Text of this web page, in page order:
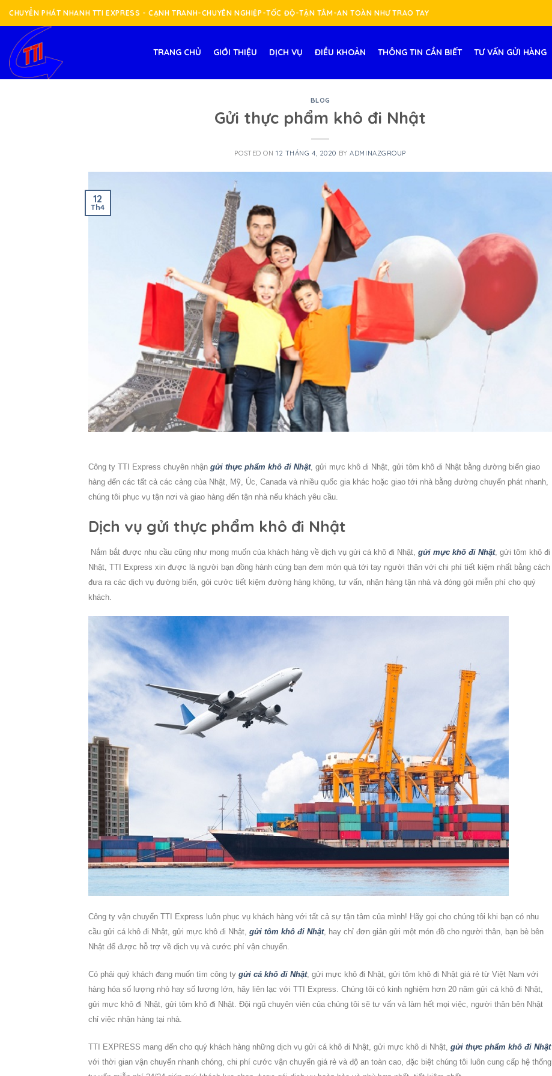
Skip
content
CHUYỂN PHÁT NHANH TTI EXPRESS - CẠNH TRANH-CHUYÊN NGHIỆP-TỐC ĐỘ-TẬN TÂM-AN TOÀN NHƯ TRAO TAY
TRANG CHỦ GIỚI THIỆU DỊCH VỤ ĐIỀU KHOẢN THÔNG TIN CẦN BIẾT TƯ VẤN GỬI HÀNG
BLOG
Gửi thực phẩm khô đi Nhật
POSTED ON12 THÁNG 4, 2020 BYADMINAZGROUP
12
Th4
Công ty TTI Express chuyên nhận gửi thực phẩm khô đi Nhật, gửi mực khô đi Nhật, gửi tôm khô đi Nhật bằng đường biển giao
hàng đến các tất cả các cảng của Nhật, Mỹ, Úc, Canada và nhiều quốc gia khác hoặc giao tới nhà bằng đường chuyển phát nhanh,
chúng tôi phục vụ tận nơi và giao hàng đến tận nhà nếu khách yêu cầu.
Dịch vụ gửi thực phẩm khô đi Nhật
Nắm bắt được nhu cầu cũng như mong muốn của khách hàng về dịch vụ gửi cá khô đi Nhật, gửi mực khô đi Nhật, gửi tôm khô đi
Nhật , TTI Express xin được là người bạn đồng hành cùng bạn đem món quà tới tay người thân với chi phí tiết kiệm nhất bằng cách
đưa ra các dịch vụ đường biển, gói cước tiết kiệm đường hàng không, tư vấn, nhận hàng tận nhà và đóng gói miễn phí cho quý
khách.
Công ty vận chuyển TTI Express luôn phục vụ khách hàng với tất cả sự tận tâm của mình! Hãy gọi cho chúng tôi khi bạn có nhu
cầu gửi cá khô đi Nhật, gửi mực khô đi Nhật, gửi tôm khô đi Nhật, hay chỉ đơn giản gửi một món đồ cho người thân, bạn bè bên
Nhật để được hỗ trợ về dịch vụ và cước phí vận chuyển.
Có phải quý khách đang muốn tìm công ty gửi cá khô đi Nhật, gửi mực khô đi Nhật, gửi tôm khô đi Nhật giá rẻ từ Việt Nam với
hàng hóa số lượng nhỏ hay số lượng lớn, hãy liên lạc với TTI Express. Chúng tôi có kinh nghiệm hơn 20 năm gửi cá khô đi Nhật,
gửi mực khô đi Nhật, gửi tôm khô đi Nhật. Đội ngũ chuyên viên của chúng tôi sẽ tư vấn và làm hết mọi việc, người thân bên Nhật
chỉ việc nhận hàng tại nhà.
TTI EXPRESS mang đến cho quý khách hàng những dịch vụ gửi cá khô đi Nhật, gửi mực khô đi Nhật, gửi thực phẩm khô đi Nhật
với thời gian vận chuyển nhanh chóng, chi phí cước vận chuyển giá rẻ và độ an toàn cao, đặc biệt chúng tôi luôn cung cấp hệ thống